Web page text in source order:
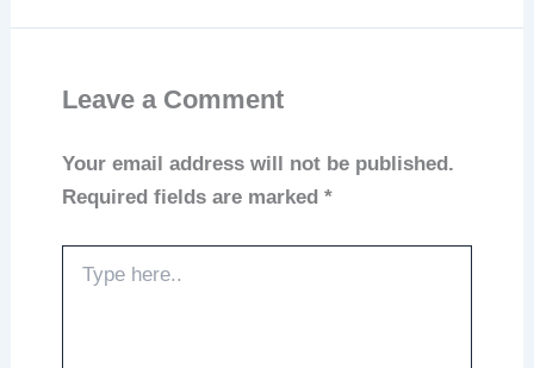
Leave a Comment
Your email address will not be published.
Required fields are marked *
here..